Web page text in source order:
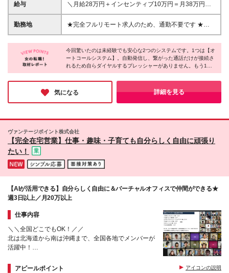
給与
＼月給28万円＋インセンティブ10万円＝月38万円の
支給実績あり／ ※残業代は全額支給いたします ※試用
期間3ヵ月あり。期間中の給与・待遇の差異はありま
ブ └アポイント獲得数により月1万円～10万円を支給
＊チーム報酬 └チームでの目標件数を達成すると月6
千円～1万2千円を支給
勤務地
★完全フルリモート求人のため、通勤不要です ★全
国どこからでも働けます ★出社の必要なし 【本社】
兵庫県神戸市兵庫区浜中町1-19-7 (変更の範囲)上記を
除く当社関連勤務地
今回驚いたのは未経験でも安心な2つのシステムです。1つは【オ
ートコールシステム】。自動発信し、繋がった通話だけが接続さ
れるため自らダイヤルするプレッシャーがありません。もう1つ
は【音声アシスト機能】。通話中、お客様には聞こえない形で管
理者からアドバイスをもらえます。フルリモートでも安心の手厚
いフォロー体制があり、未経験の方も安心して挑戦できる企業様
です！
気になる 詳細を見る
ヴァンテージポイント株式会社
【完全在宅営業】仕事・趣味・子育ても自分らしく自由に頑張り
たい！
【AIが活用できる】自分らしく自由に＆バーチャルオフィスで仲間ができる★
週3日以上／月20万以上
仕事内容
＼＼全国どこでもOK！／／
北は北海道から南は沖縄まで、全国各地でメンバーが
活躍中！
近に感じながら働けます。
アピールポイント アイコンの説明